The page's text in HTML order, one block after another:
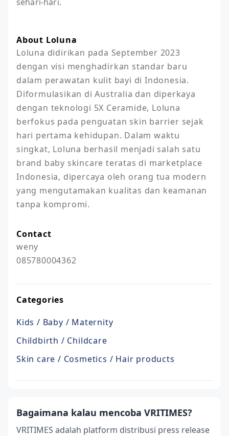
About Loluna
Loluna didirikan pada September 2023
dengan visi menghadirkan standar baru
dalam perawatan kulit bayi di Indonesia.
Diformulasikan di Australia dan diperkaya
dengan teknologi 5X Ceramide, Loluna
berfokus pada penguatan skin barrier sejak
hari pertama kehidupan. Dalam waktu
singkat, Loluna berhasil menjadi salah satu
brand baby skincare teratas di marketplace
Indonesia, dipercaya oleh orang tua modern
yang mengutamakan kualitas dan keamanan
tanpa kompromi.
Contact
weny
085780004362
Categories
Kids / Baby / Maternity
Childbirth / Childcare
Skin care / Cosmetics / Hair products
Bagaimana kalau mencoba VRITIMES?
VRITIMES adalah platform distribusi press release